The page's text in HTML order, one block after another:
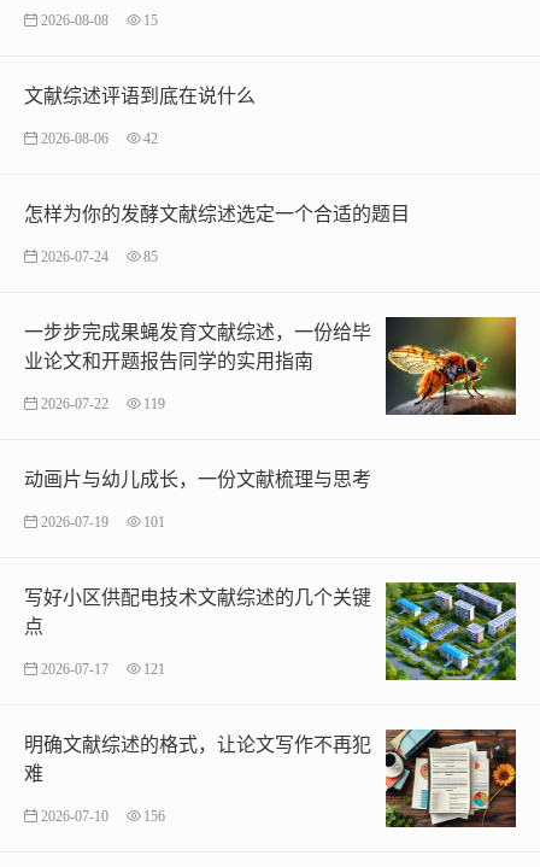
2026-08-08 15
文献综述评语到底在说什么
2026-08-06 42
怎样为你的发酵文献综述选定一个合适的题目
2026-07-24 85
一步步完成果蝇发育文献综述，一份给毕
业论文和开题报告同学的实用指南
2026-07-22 119
动画片与幼儿成长，一份文献梳理与思考
2026-07-19 101
写好小区供配电技术文献综述的几个关键
点
2026-07-17 121
明确文献综述的格式，让论文写作不再犯
难
2026-07-10 156